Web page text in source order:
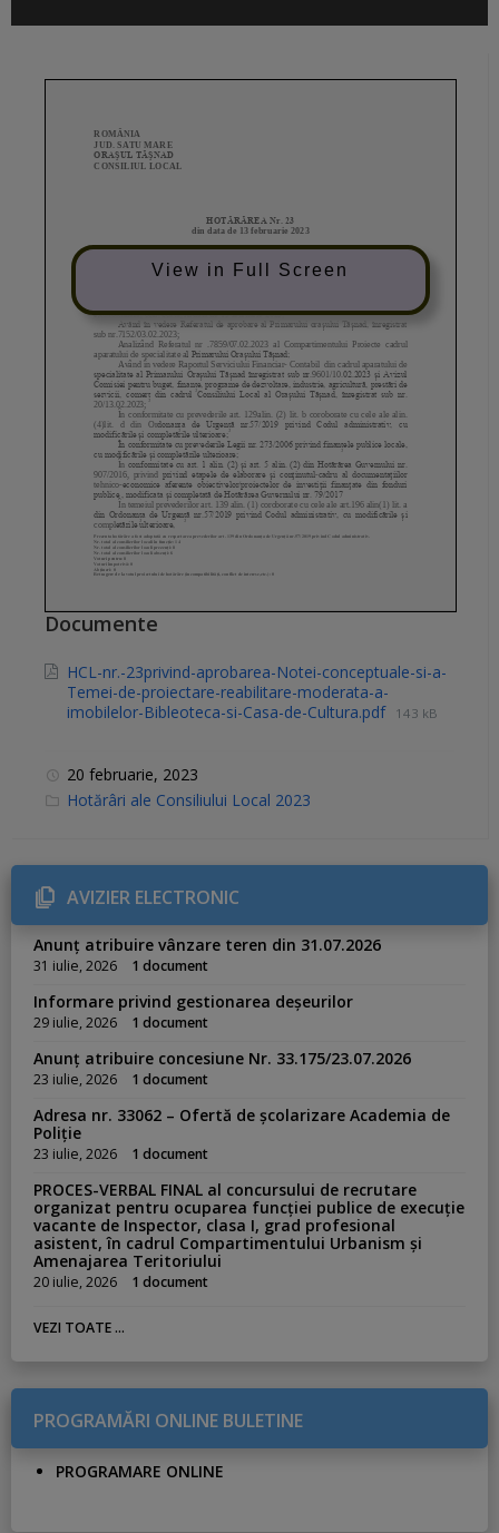
View in Full Screen
Documente
HCL-nr.-23privind-aprobarea-Notei-conceptuale-si-a-
Temei-de-proiectare-reabilitare-moderata-a-
imobilelor-Bibleoteca-si-Casa-de-Cultura.pdf 143 kB
20 februarie, 2023
C
r
i
e
s
Hotărâri ale Consiliului Local 2023
AVIZIER ELECTRONIC
Anunț atribuire vânzare teren din 31.07.2026
31 iulie, 2026 1 document
Informare privind gestionarea deșeurilor
29 iulie, 2026 1 document
Anunț atribuire concesiune Nr. 33.175/23.07.2026
23 iulie, 2026 1 document
Adresa nr. 33062 – Ofertă de școlarizare Academia de
Poliție
23 iulie, 2026 1 document
PROCES-VERBAL FINAL al concursului de recrutare
organizat pentru ocuparea funcției publice de execuție
vacante de Inspector, clasa I, grad profesional
asistent, în cadrul Compartimentului Urbanism și
Amenajarea Teritoriului
20 iulie, 2026 1 document
VEZI TOATE ...
PROGRAMĂRI ONLINE BULETINE
PROGRAMARE ONLINE